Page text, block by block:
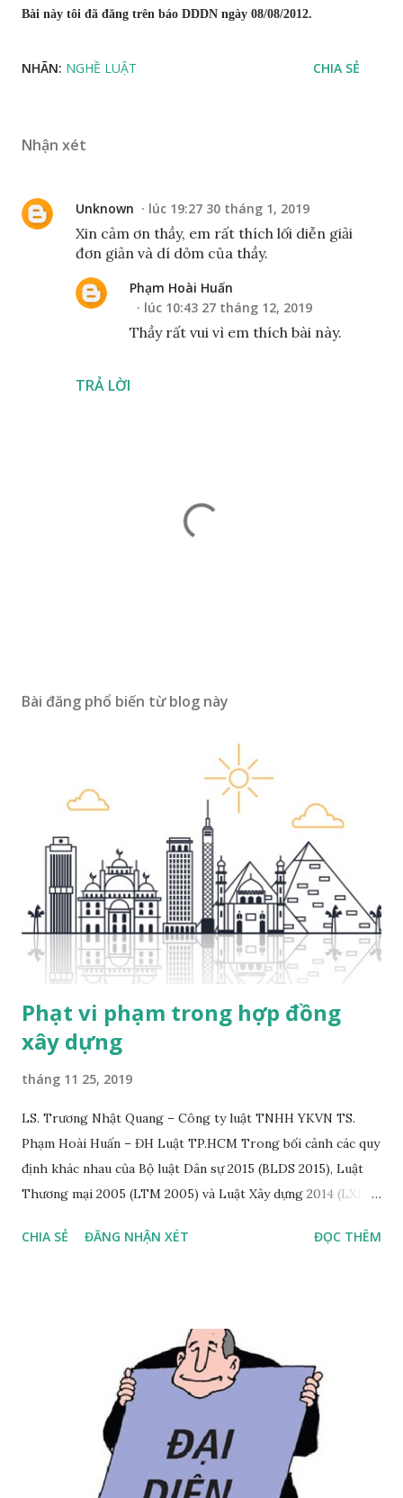
Bài này tôi đã đăng trên báo DDDN ngày 08/08/2012.
NHÃN: NGHỀ LUẬT CHIA SẺ
Nhận xét
Unknown lúc 19:27 30 tháng 1, 2019
Xin cảm ơn thầy, em rất thích lối diễn giải
đơn giản và dí dỏm của thầy.
TRẢ LỜI
Phạm Hoài Huấn
lúc 10:43 27 tháng 12, 2019
Thầy rất vui vì em thích bài này.
n
Bài đăng phổ biến từ blog này
Phạt vi phạm trong hợp đồng
xây dựng
tháng 11 25, 2019
LS. Trương Nhật Quang – Công ty luật TNHH YKVN TS.
Phạm Hoài Huấn – ĐH Luật TP.HCM Trong bối cảnh các quy
định khác nhau của Bộ luật Dân sự 2015 (BLDS 2015), Luật
Thương mại 2005 (LTM 2005) và Luật Xây dựng 2014 (LXD
với hợp đồng xây dựng, bài viết này sẽ thảo luận hai vấn đề
CHIA SẺ ĐĂNG NHẬN XÉT ĐỌC THÊM